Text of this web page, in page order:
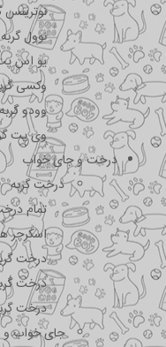
نوترینس
نوول گربه
یو اس
وکسی
وودو گربه
وی پت
درخت و جای خواب
درخت گربه
تمام
اسکرچر
درخت
درخت
درخت
جای خواب